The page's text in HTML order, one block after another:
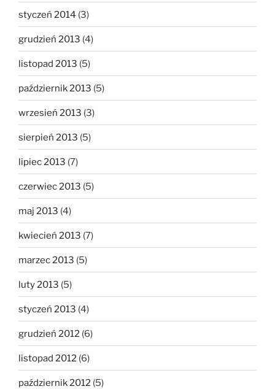
styczeń 2014 (3)
grudzień 2013 (4)
listopad 2013 (5)
październik 2013 (5)
wrzesień 2013 (3)
sierpień 2013 (5)
lipiec 2013 (7)
czerwiec 2013 (5)
maj 2013 (4)
kwiecień 2013 (7)
marzec 2013 (5)
luty 2013 (5)
styczeń 2013 (4)
grudzień 2012 (6)
listopad 2012 (6)
październik 2012 (5)